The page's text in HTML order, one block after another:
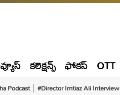
కలెక్షన్స్ ఫోకస్ OTT
Podcast #Director Imtiaz Ali Interview